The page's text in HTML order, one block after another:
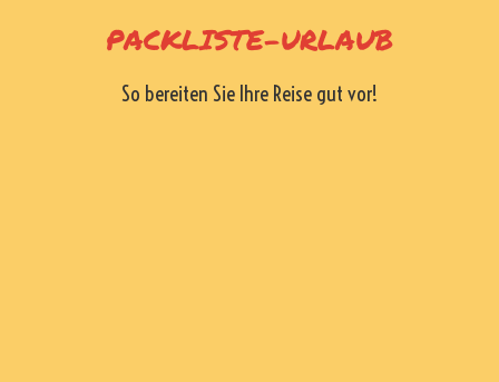
PACKLISTE-URLAUB
So bereiten Sie Ihre Reise gut vor!